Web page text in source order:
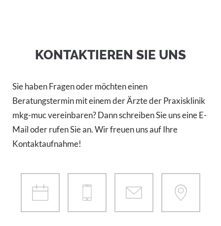
KONTAKTIEREN SIE UNS
Sie haben Fragen oder möchten einen
Beratungstermin mit einem der Ärzte der Praxisklinik
mkg-muc vereinbaren? Dann schreiben Sie uns eine E-
Mail oder rufen Sie an. Wir freuen uns auf Ihre
Kontaktaufnahme!